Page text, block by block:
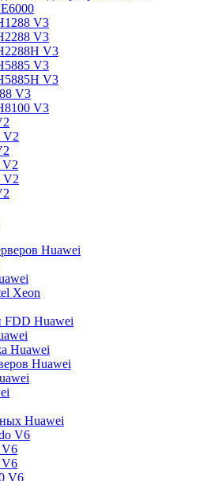
V3
V3
V3
V3
V3
V3
V3
V2
V2
V2
Huawei
Xeon
FDD Huawei
Huawei
Huawei
Huawei
V6
V6
V6
V6